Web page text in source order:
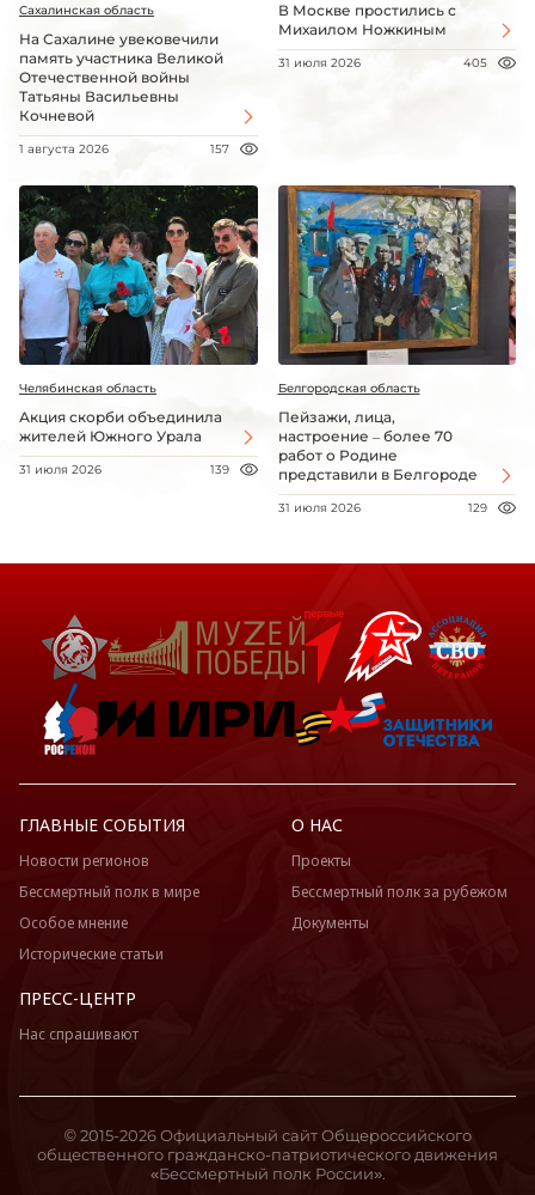
Сахалинская область
На Сахалине увековечили
память участника Великой
Отечественной войны
Татьяны Васильевны
Кочневой
1 августа 2026 157
В Москве простились с
Михаилом Ножкиным
31 июля 2026 405
Челябинская область
Акция скорби объединила
жителей Южного Урала
31 июля 2026 139
Белгородская область
Пейзажи, лица,
настроение – более 70
работ о Родине
представили в Белгороде
31 июля 2026 129
ГЛАВНЫЕ СОБЫТИЯ
Новости регионов
Бессмертный полк в мире
Особое мнение
Исторические статьи
О НАС
Проекты
Бессмертный полк за рубежом
Документы
ПРЕСС-ЦЕНТР
Нас спрашивают
© 2015-2026 Официальный сайт Общероссийского
общественного гражданско-патриотического движения
«Бессмертный полк России».